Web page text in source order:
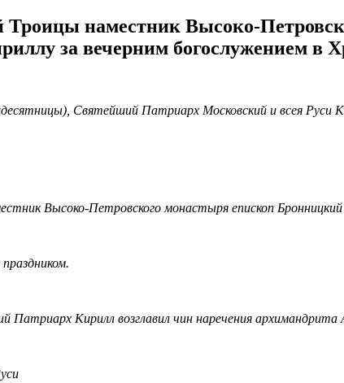
Троицы наместник Высоко-
за вечерним богослужением в
Святейший Патриарх Московский и всея Руси
Высоко-Петровского монастыря епископ
Кирилл возглавил чин наречения архимандрита